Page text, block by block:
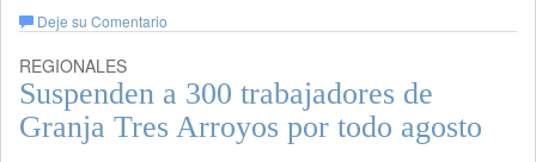
Deje su Comentario
REGIONALES
Suspenden a 300 trabajadores de
Granja Tres Arroyos por todo agosto